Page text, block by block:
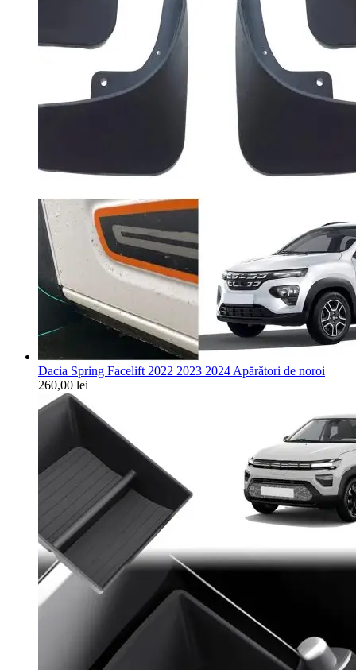
Dacia Spring Facelift 2022 2023 2024 Apărători de noroi
260,00 lei